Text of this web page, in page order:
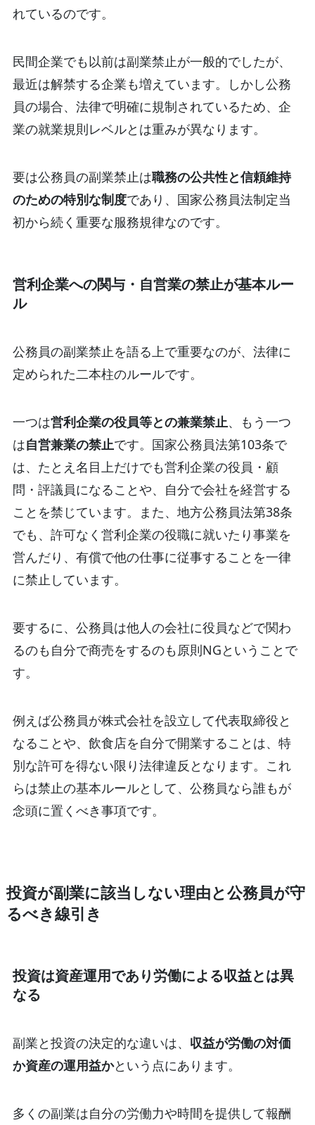
れているのです。
民間企業でも以前は副業禁止が一般的でしたが、
最近は解禁する企業も増えています。しかし公務
員の場合、法律で明確に規制されているため、企
業の就業規則レベルとは重みが異なります。
要は公務員の副業禁止は職務の公共性と信頼維持
のための特別な制度であり、国家公務員法制定当
初から続く重要な服務規律なのです。
営利企業への関与・自営業の禁止が基本ルー
ル
公務員の副業禁止を語る上で重要なのが、法律に
定められた二本柱のルールです。
一つは営利企業の役員等との兼業禁止、もう一つ
は自営兼業の禁止です。国家公務員法第103条で
は、たとえ名目上だけでも営利企業の役員・顧
問・評議員になることや、自分で会社を経営する
ことを禁じています。また、地方公務員法第38条
でも、許可なく営利企業の役職に就いたり事業を
営んだり、有償で他の仕事に従事することを一律
に禁止しています。
要するに、公務員は他人の会社に役員などで関わ
るのも自分で商売をするのも原則NGということで
す。
例えば公務員が株式会社を設立して代表取締役と
なることや、飲食店を自分で開業することは、特
別な許可を得ない限り法律違反となります。これ
らは禁止の基本ルールとして、公務員なら誰もが
念頭に置くべき事項です。
投資が副業に該当しない理由と公務員が守
るべき線引き
投資は資産運用であり労働による収益とは異
なる
副業と投資の決定的な違いは、 収益が労働の対価
か資産の運用益かという点にあります。
多くの副業は自分の労働力や時間を提供して報酬